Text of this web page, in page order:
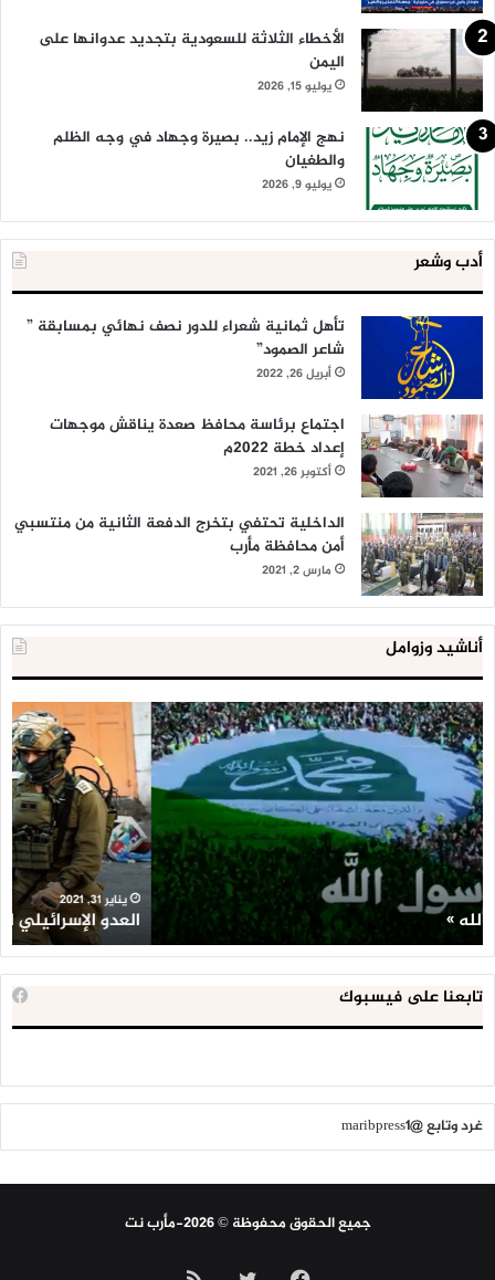
الأخطاء الثلاثة للسعودية بتجديد عدوانها على
اليمن
يوليو 15, 2026
نهج الإمام زيد.. بصيرة وجهاد في وجه الظلم
والطغيان
يوليو 9, 2026
أدب وشعر
تأهل ثمانية شعراء للدور نصف نهائي بمسابقة ”
شاعر الصمود”
أبريل 26, 2022
اجتماع برئاسة محافظ صعدة يناقش موجهات
إعداد خطة 2022م
أكتوبر 26, 2021
الداخلية تحتفي بتخرج الدفعة الثانية من منتسبي
أمن محافظة مأرب
مارس 2, 2021
أناشيد وزوامل
العدو
الإسرائيلي
اعتقل
543
طفلا
فلسطينيا
خلال
2020
يناير 31, 2021
العدو الإسرائيلي اعتقل 543 طفلا فلسطينيا خلال 2020
تابعنا على فيسبوك
غرد وتابع @maribpress1
جميع الحقوق محفوظة © 2026-مأرب نت